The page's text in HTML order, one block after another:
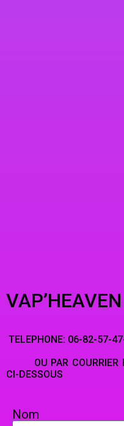
VAP’HEAVEN
OU PAR COURRIER
CI-DESSOUS
Nom